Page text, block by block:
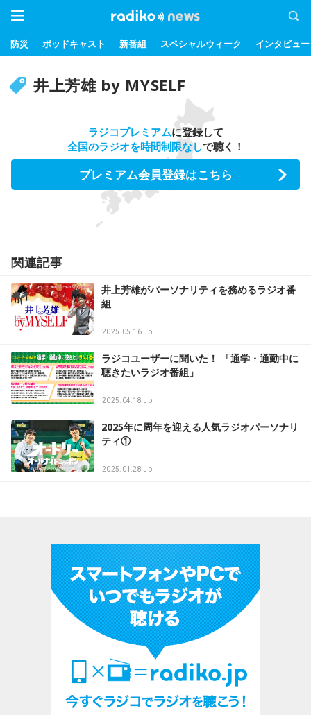
防災 ポッドキャスト 新番組 スペシャルウィーク インタビュー
井上芳雄 by MYSELF
ラジコプレミアムに登録して
全国のラジオを時間制限なしで聴く！
プレミアム会員登録はこちら
関連記事
井上芳雄がパーソナリティを務めるラジオ番
組
2025.05.16 up
ラジコユーザーに聞いた！ 「通学・通勤中に
聴きたいラジオ番組」
2025.04.18 up
2025年に周年を迎える人気ラジオパーソナリ
ティ①
2025.01.28 up